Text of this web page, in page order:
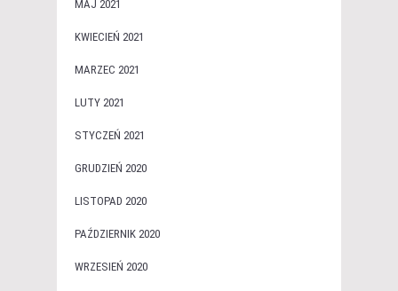
MAJ 2021
KWIECIEŃ 2021
MARZEC 2021
LUTY 2021
STYCZEŃ 2021
GRUDZIEŃ 2020
LISTOPAD 2020
PAŹDZIERNIK 2020
WRZESIEŃ 2020